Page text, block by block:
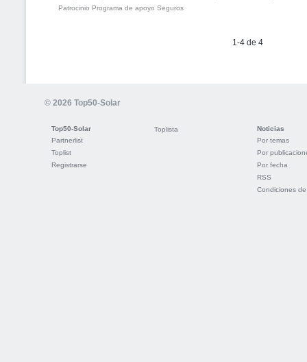
Patrocinio Programa de apoyo Seguros
1-4 de 4
© 2026 Top50-Solar
Top50-Solar
Partnerlist
Toplist
Registrarse
Toplista
Noticias
Por temas
Por
Por fecha
RSS
Condiciones